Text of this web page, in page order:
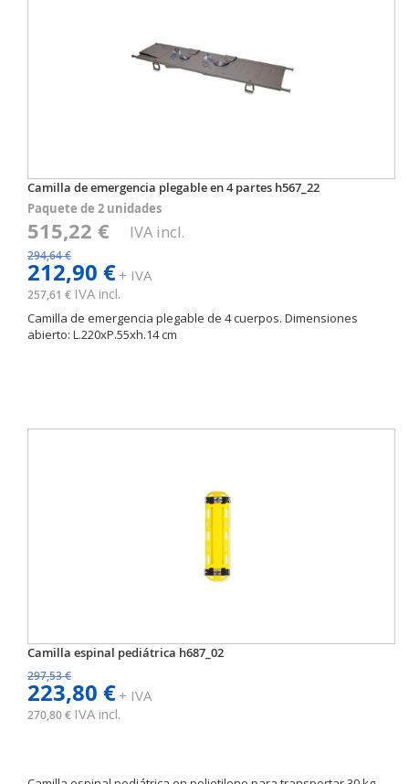
Camilla de emergencia plegable en 4 partes h567_22
Paquete de 2 unidades
515,22 € IVA incl.
294,64 €
212,90 €+ IVA
257,61 € IVA incl.
Camilla de emergencia plegable de 4 cuerpos. Dimensiones
abierto: L.220xP.55xh.14 cm
Camilla espinal pediátrica h687_02
297,53 €
223,80 €+ IVA
270,80 € IVA incl.